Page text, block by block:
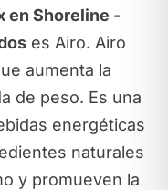
en Shoreline -
es Airo. Airo
aumenta la
de peso. Es una
energéticas
naturales
y promueven la